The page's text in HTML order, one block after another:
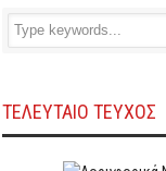
ΤΕΛΕΥΤΑΙΟ ΤΕΥΧΟΣ